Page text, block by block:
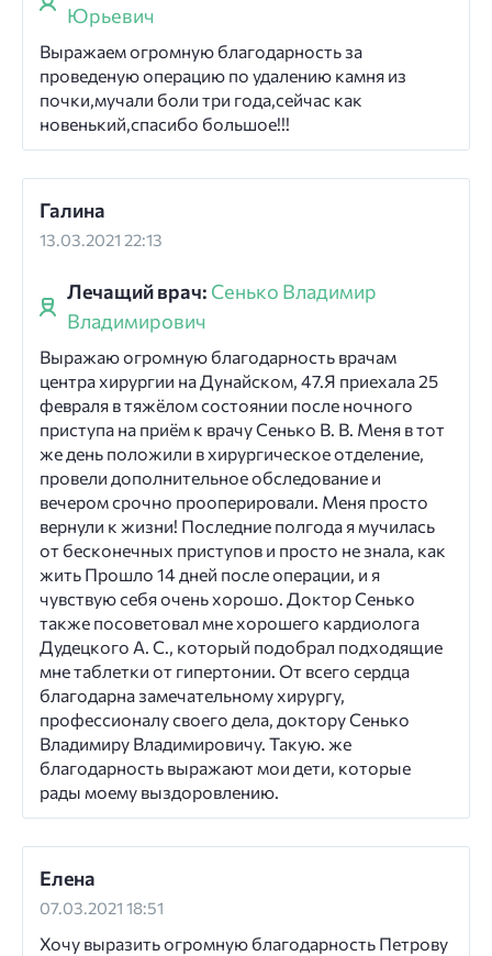
Юрьевич
Выражаем огромную благодарность за
проведеную операцию по удалению камня из
почки,мучали боли три года,сейчас как
новенький,спасибо большое!!!
Галина
13.03.2021 22:13
Лечащий врач: Сенько Владимир
Владимирович
Выражаю огромную благодарность врачам
центра хирургии на Дунайском, 47.Я приехала 25
февраля в тяжёлом состоянии после ночного
приступа на приём к врачу Сенько В. В. Меня в тот
же день положили в хирургическое отделение,
провели дополнительное обследование и
вечером срочно прооперировали. Меня просто
вернули к жизни! Последние полгода я мучилась
от бесконечных приступов и просто не знала, как
жить Прошло 14 дней после операции, и я
чувствую себя очень хорошо. Доктор Сенько
также посоветовал мне хорошего кардиолога
Дудецкого А. С., который подобрал подходящие
мне таблетки от гипертонии. От всего сердца
благодарна замечательному хирургу,
профессионалу своего дела, доктору Сенько
Владимиру Владимировичу. Такую. же
благодарность выражают мои дети, которые
рады моему выздоровлению.
Елена
07.03.2021 18:51
Хочу выразить огромную благодарность Петрову